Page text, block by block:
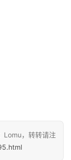
Lomu，转转请注